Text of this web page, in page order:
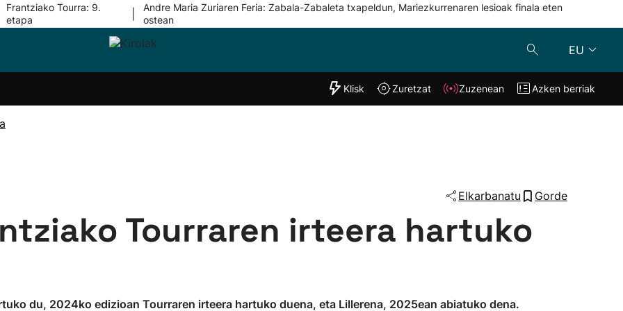
Frantziako Tourra: 9.
etapa
Andre Maria Zuriaren Feria: Zabala-Zabaleta txapeldun, Mariezkurrenaren lesioak finala eten
ostean
EU
Taldeak
"Helmuga"
Klisk Zuzenean
Klisk Zuretzat Zuzenean Azken berriak
Elkarbanatu Gorde
Tourraren irteera hartuko
du, 2024ko edizioan Tourraren irteera hartuko duena, eta Lillerena, 2025ean abiatuko dena.